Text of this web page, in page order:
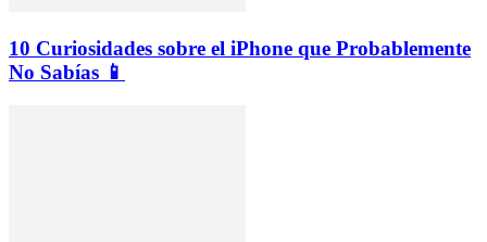
10 Curiosidades sobre el iPhone que Probablemente
No Sabías 📱